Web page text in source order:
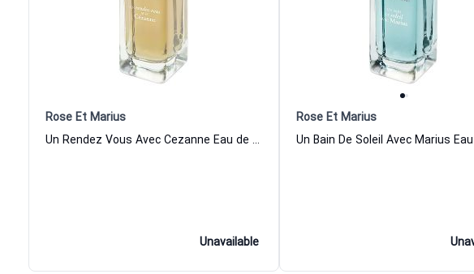
Rose Et Marius
Un Rendez Vous Avec Cezanne Eau de Parfum Women and Men Rose Et Marius
Unavailable
Rose Et Marius